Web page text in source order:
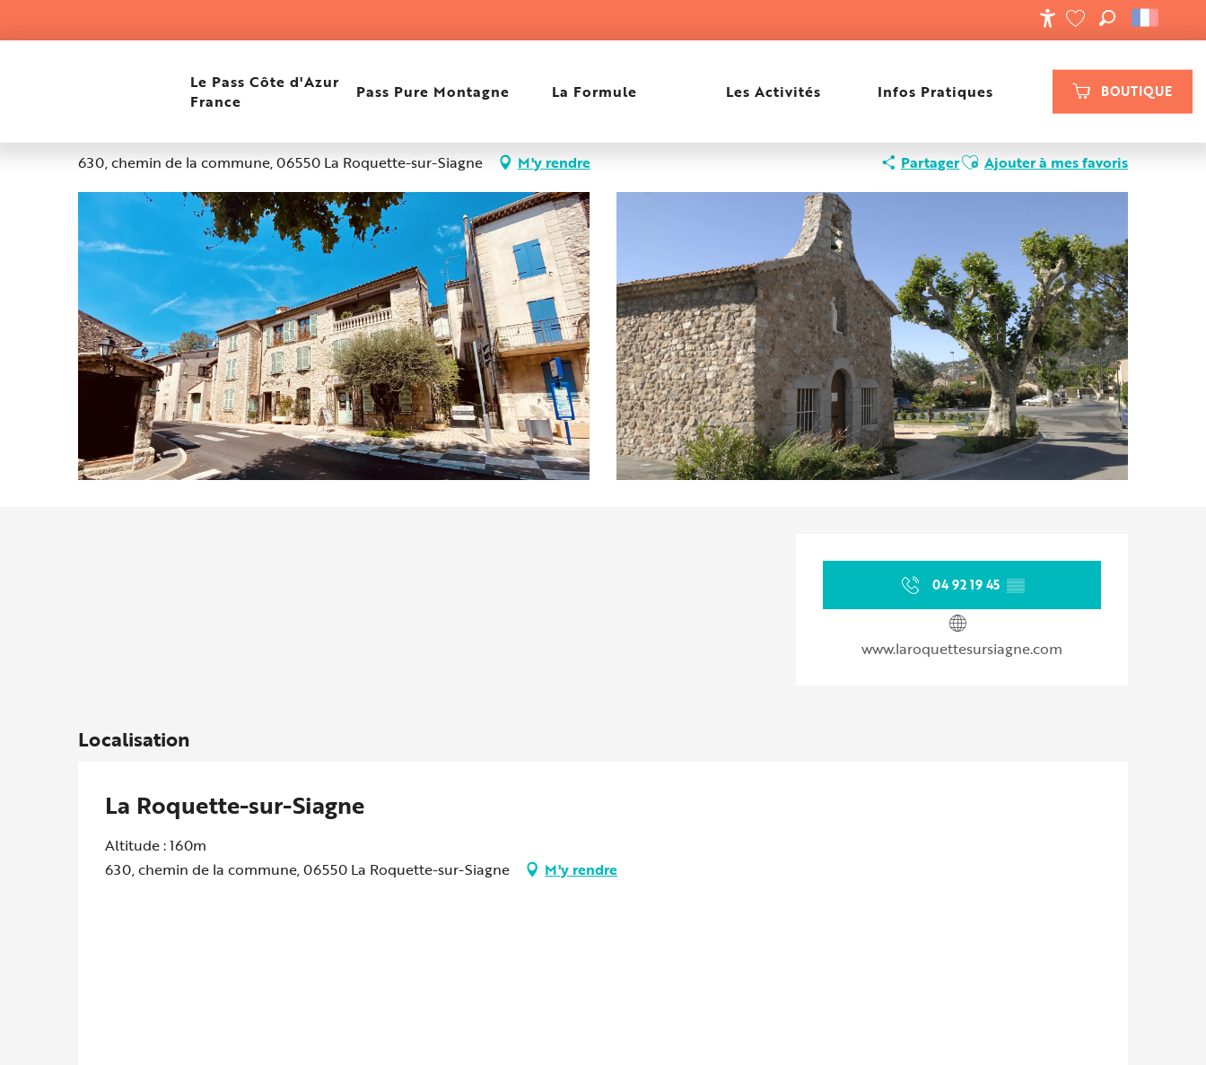
BOUTIQUE
VOIR LES FAVORIS
RECHERCHE
Le Pass Côte d'Azur
France
Pass Pure Montagne La Formule Les Activités Infos Pratiques
La Roquette-sur-Siagne
630, chemin de la commune, 06550 La Roquette-sur-Siagne
M'y rendre PartagerAjouter aux favoris
Ajouter à mes favoris
Ouverture et coordonnées
04 92 19 45 ▒▒
www.laroquettesursiagne.com
Localisation
La Roquette-sur-Siagne
Altitude : 160m
630, chemin de la commune, 06550 La Roquette-sur-Siagne
M'y rendre